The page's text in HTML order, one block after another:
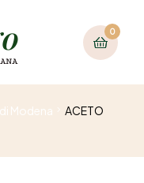
0
Modena
ACETO